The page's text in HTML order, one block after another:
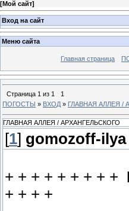
[Мой сайт]
Вход на сайт
Меню сайта
Главная страница
Страница 1 из 1
1
ПОГОСТЫ » ВХОД » ГЛАВНАЯ АЛЛЕЯ /
ГЛАВНАЯ АЛЛЕЯ / АРХАНГЕЛЬСКОГО
[1] gomozoff-ilya
+ + + + + + + + +
+ + + +